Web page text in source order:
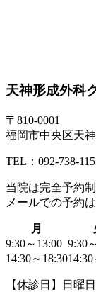
天神形成外科
〒810-0001
福岡市中央区天
TEL：092-738-
当院は完全予約制
メールでの予約
月
9:30～13:00 9:30
14:30～18:30
【休診日】日曜